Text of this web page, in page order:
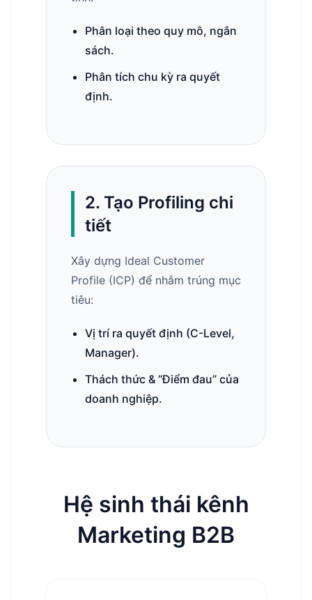
Phân loại theo quy mô, ngân
sách.
Phân tích chu kỳ ra quyết
định.
2. Tạo Profiling chi
tiết
Xây dựng Ideal Customer
Profile (ICP) để nhắm trúng mục
tiêu:
Vị trí ra quyết định (C-Level,
Manager).
Thách thức & “Điểm đau” của
doanh nghiệp.
Hệ sinh thái kênh
Marketing B2B